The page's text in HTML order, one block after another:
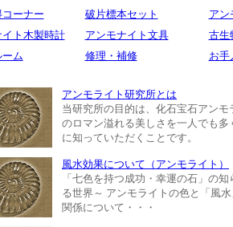
ーナー
破片標本セット
アン
イト木製時計
アンモナイト文具
古生
ム
修理・補修 お手
アンモライト研究所とは
当研究所の目的は、化石宝石アンモ
のロマン溢れる美しさを一人でも多
に知っていただくことです。
風水効果について（アンモライト）
「七色を持つ成功・幸運の石」の知
る世界～ アンモライトの色と「風
関係について・・・